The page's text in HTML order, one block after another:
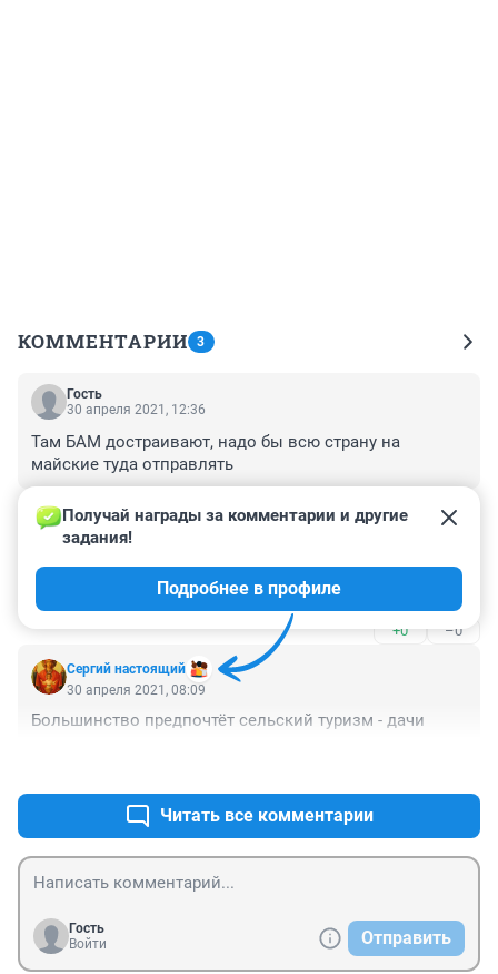
КОММЕНТАРИИ 3
Гость
30 апреля 2021, 12:36
Там БАМ достраивают, надо бы всю страну на
майские туда отправлять
Гость
Забыли про "Дружбу" написать
+0 –0
Сергий настоящий
Получай награды за комментарии и другие
задания!
Подробнее в профиле
30 апреля 2021, 08:09
Большинство предпочтёт сельский туризм - дачи
Читать все комментарии
Гость
Войти
Отправить